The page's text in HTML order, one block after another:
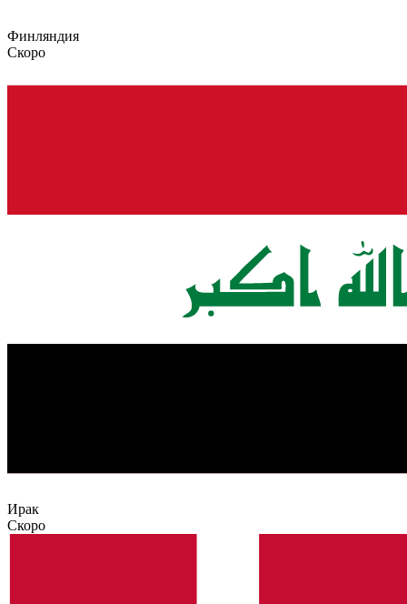
Финляндия
Скоро
Ирак
Скоро